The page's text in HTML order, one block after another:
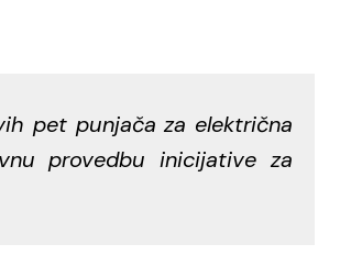
pet punjača za električna
provedbu inicijative za